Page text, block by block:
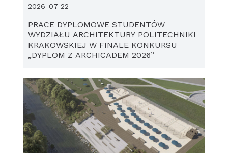
PRACE DYPLOMOWE STUDENTÓW
WYDZIAŁU ARCHITEKTURY POLITECHNIKI
KRAKOWSKIEJ W FINALE KONKURSU
„DYPLOM Z ARCHICADEM 2026”
2026-07-22